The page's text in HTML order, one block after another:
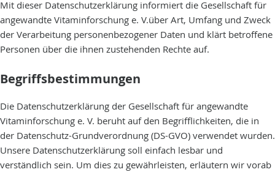
Mit dieser Datenschutzerklärung informiert die Gesellschaft für
angewandte Vitaminforschung e. V.über Art, Umfang und Zweck
der Verarbeitung personenbezogener Daten und klärt betroffene
Personen über die ihnen zustehenden Rechte auf.
Begriffsbestimmungen
Die Datenschutzerklärung der Gesellschaft für angewandte
Vitaminforschung e. V. beruht auf den Begrifflichkeiten, die in
der Datenschutz-Grundverordnung (DS-GVO) verwendet wurden.
Unsere Datenschutzerklärung soll einfach lesbar und
verständlich sein. Um dies zu gewährleisten, erläutern wir vorab